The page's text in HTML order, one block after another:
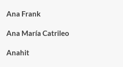
Ana Frank
Ana María Catrileo
Anahit